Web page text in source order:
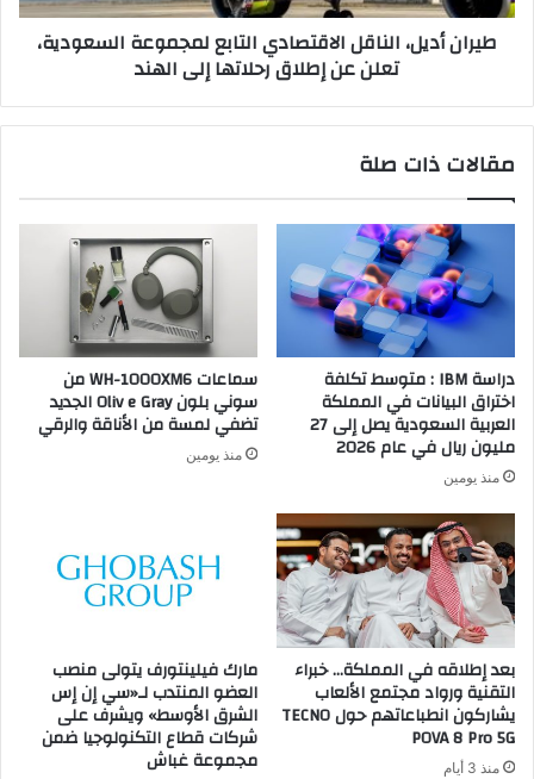
عن
إطلاق
الهند
طيران أديل، الناقل الاقتصادي التابع لمجموعة السعودية،
تعلن عن إطلاق رحلاتها إلى الهند
مقالات ذات صلة
دراسة IBM : متوسط تكلفة
اختراق البيانات في المملكة
العربية السعودية يصل إلى 27
مليون ريال في عام 2026
منذ يومين
سماعات WH-1000XM6 من
سوني بلون Oliv e Gray الجديد
تضفي لمسة من الأناقة والرقي
منذ يومين
بعد إطلاقه في المملكة… خبراء
التقنية ورواد مجتمع الألعاب
يشاركون انطباعاتهم حول TECNO
POVA 8 Pro 5G
منذ 3 أيام
مارك فيلينتورف يتولى منصب
العضو المنتدب لـ«سي إن إس
الشرق الأوسط» ويشرف على
شركات قطاع التكنولوجيا ضمن
مجموعة غباش